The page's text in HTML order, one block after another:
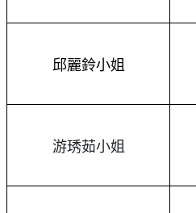
邱麗鈴小姐
游琇茹小姐